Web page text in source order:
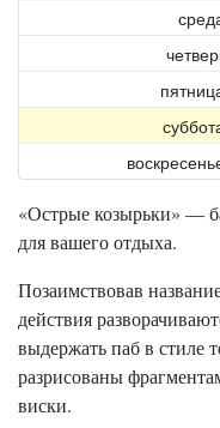
«Острые козырьки» —
для вашего отдыха.
Позаимствовав
действия
выдержать паб в стиле
разрисованы
виски.